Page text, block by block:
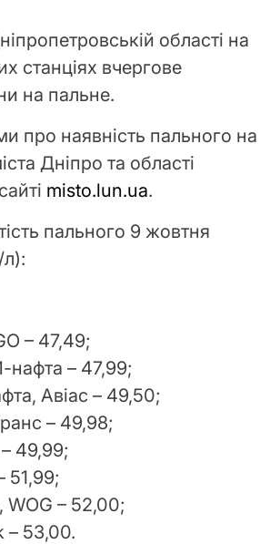
області на
станціях вчергове
на пальне.
про наявність пального на
Дніпро та області
misto.lun.ua.
пального 9 жовтня
– 47,49;
– 47,99;
Авіас – 49,50;
– 49,98;
49,99;
51,99;
WOG – 52,00;
– 53,00.